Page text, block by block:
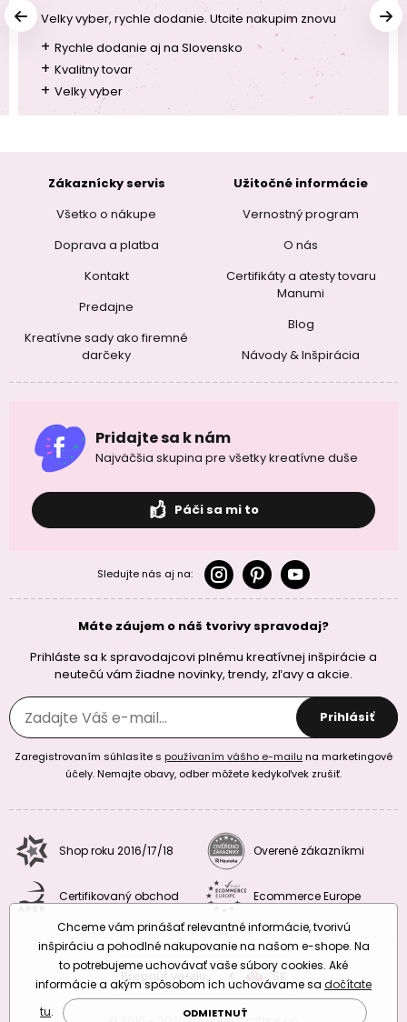
Velky vyber, rychle dodanie. Utcite nakupim znovu
+ Rychle dodanie aj na Slovensko
+ Kvalitny tovar
+ Velky vyber
Zákaznícky servis
Všetko o nákupe
Doprava a platba
Kontakt
Predajne
Kreatívne sady ako firemné
darčeky
Užitočné informácie
Vernostný program
O nás
Certifikáty a atesty tovaru
Manumi
Blog
Návody & Inšpirácia
Pridajte sa k nám
Najväčšia skupina pre všetky kreatívne duše
Páči sa mi to
Sledujte nás aj na:
Máte záujem o náš tvorivy spravodaj?
Prihláste sa k spravodajcovi plnému kreatívnej inšpirácie a
neutečú vám žiadne novinky, trendy, zľavy a akcie.
Prihlásiť
Zaregistrovaním súhlasíte s používaním vášho e-mailu na marketingové
účely. Nemajte obavy, odber môžete kedykoľvek zrušiť.
Shop roku 2016/17/18 Overené zákazníkmi
Certifikovaný obchod Ecommerce Europe
Prepnúť verziu: CZSK
Chceme vám prinášať relevantné informácie, tvorivú
inšpiráciu a pohodlné nakupovanie na našom e-shope. Na
to potrebujeme uchovávať vaše súbory cookies. Aké
informácie a akým spôsobom ich uchovávame sa dočítate
tu. ODMIETNUŤ